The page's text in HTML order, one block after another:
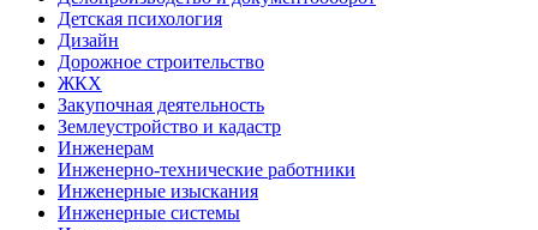
Детская психология
Дизайн
Дорожное строительство
ЖКХ
Закупочная деятельность
Землеустройство и кадастр
Инженерам
Инженерно-технические работники
Инженерные изыскания
Инженерные системы